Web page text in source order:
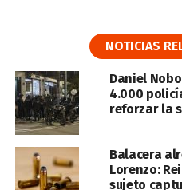
NOTICIAS
Daniel
4.000
reforzar la
Balacera
Lorenzo:
sujeto